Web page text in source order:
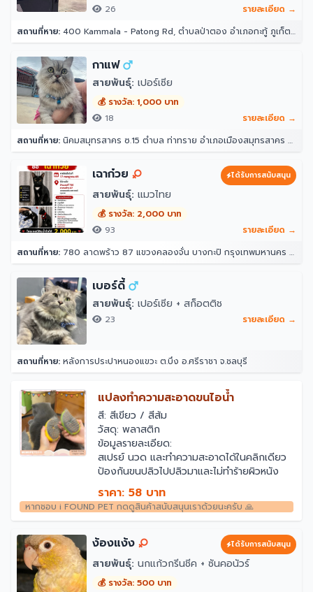
26
รายละเอียด →
สถานที่หาย: 400 Kammala - Patong Rd, ตำบลป่าตอง อำเภอกะทู้ ภูเก็ต 83150 โรงแรมอินโดจีนรีสอร์ท - ตาลิมารีสอร์ท
กาแฟ
สายพันธุ์: เปอร์เซีย
💰 รางวัล: 1,000 บาท
18
รายละเอียด →
สถานที่หาย: นิคมสมุทรสาคร ซ.15 ตำบล ท่าทราย อำเภอเมืองสมุทรสาคร สมุทรสาคร 74000
เฉาก๋วย ได้รับการสนับสนุน
สายพันธุ์: แมวไทย
💰 รางวัล: 2,000 บาท
93
รายละเอียด →
สถานที่หาย: 780 ลาดพร้าว 87 แขวงคลองจั่น บางกะปิ กรุงเทพมหานคร 10240
เบอร์ดี้
สายพันธุ์: เปอร์เซีย + สก็อตติช
23 รายละเอียด →
สถานที่หาย: หลังการประปาหนองแขวะ ต.บึง อ.ศรีราชา จ.ชลบุรี
แปลงทำความสะอาดขนไอน้ำ
สี: สีเขียว / สีส้ม
วัสดุ: พลาสติก
ข้อมูลรายละเอียด:
สเปรย์ นวด และทำความสะอาดได้ในคลิกเดียว
ป้องกันขนปลิวไปปลิวมาและไม่ทำร้ายผิวหนัง
สัตว์เลี้ยงของคุณ
หัวหวีเกลียว ดูดซับเส้นผมโดยไม่ทำร้ายผิว หวี
ผมที่ลอยออกได้อย่างง่ายดาย
ฟันหวีมีความนุ่มมาก
การออกแบบที่ชาร์จไฟได้
การออกแบบพอร์ตสเปรย์เพื่อป้องกันไฟฟ้า
สถิตย์
ราคา: 58 บาท
หากชอบ i FOUND PET กดดูสินค้าสนับสนุนเราด้วยนะครับ 🙏
ง้องแง้ง ได้รับการสนับสนุน
สายพันธุ์: นกแก้วกรีนชีค + ซันคอนัวร์
💰 รางวัล: 500 บาท